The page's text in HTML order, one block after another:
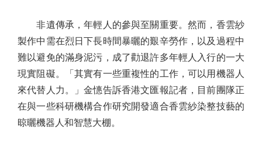
非遺傳承，年輕人的參與至關重要。然而，香雲紗
製作中需在烈日下長時間暴曬的艱辛勞作，以及過程中
難以避免的滿身泥污，成了勸退許多年輕人入行的一大
現實阻礙。「其實有一些重複性的工作，可以用機器人
來代替人力。」金憓告訴香港文匯報記者，目前團隊正
在與一些科研機構合作研究開發適合香雲紗染整技藝的
晾曬機器人和智慧大棚。